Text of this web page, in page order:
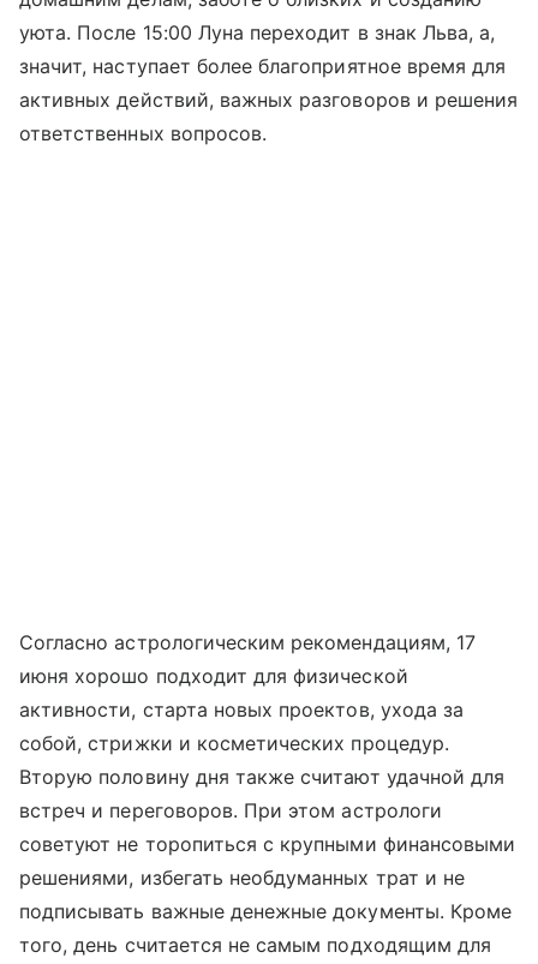
уюта. После 15:00 Луна переходит в знак Льва, а,
значит, наступает более благоприятное время для
активных действий, важных разговоров и решения
ответственных вопросов.
Согласно астрологическим рекомендациям, 17
июня хорошо подходит для физической
активности, старта новых проектов, ухода за
собой, стрижки и косметических процедур.
Вторую половину дня также считают удачной для
встреч и переговоров. При этом астрологи
советуют не торопиться с крупными финансовыми
решениями, избегать необдуманных трат и не
подписывать важные денежные документы. Кроме
того, день считается не самым подходящим для